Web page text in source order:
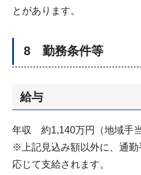
とがあります。
8 勤務条件等
給与
年収 約1,140万円（地域手
※上記見込み額以外に、通勤
応じて支給されます。